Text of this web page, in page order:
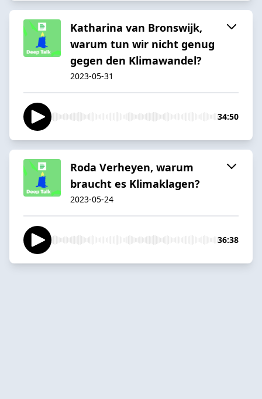
Katharina van Bronswijk,
warum tun wir nicht genug
gegen den Klimawandel?
2023-05-31
34:50
Roda Verheyen, warum
braucht es Klimaklagen?
2023-05-24
36:38